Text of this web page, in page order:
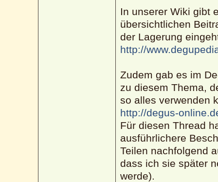
In unserer Wiki gibt
übersichtlichen
der Lagerung
http://
Zudem gab es im
zu diesem Thema,
so alles verwenden
http://degus-
Für diesen Thread
ausführlichere
Teilen nachfolgend
dass ich sie später
werde).